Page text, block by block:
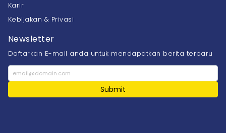
Karir
Kebijakan & Privasi
Newsletter
Daftarkan E-mail anda untuk mendapatkan berita terbaru
Submit